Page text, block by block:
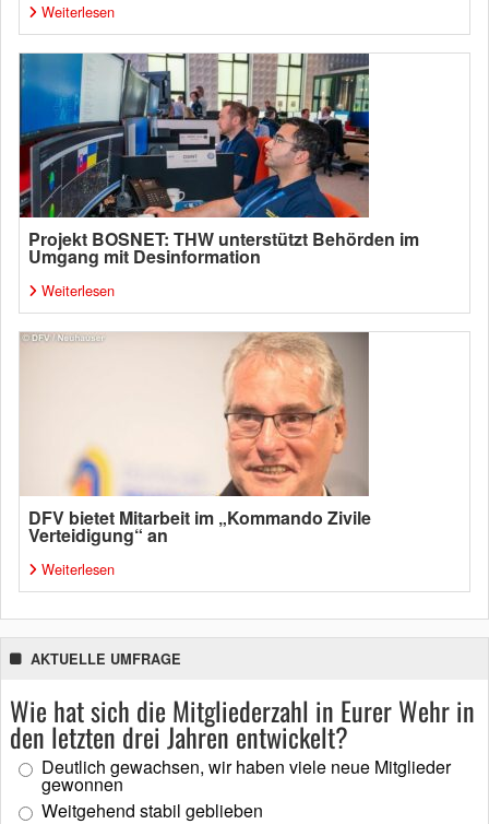
Weiterlesen
Projekt BOSNET: THW unterstützt Behörden im
Umgang mit Desinformation
Weiterlesen
DFV bietet Mitarbeit im „Kommando Zivile
Verteidigung“ an
Weiterlesen
AKTUELLE UMFRAGE
Wie hat sich die Mitgliederzahl in Eurer Wehr in
den letzten drei Jahren entwickelt?
Deutlich gewachsen, wir haben viele neue Mitglieder
gewonnen
Weitgehend stabil geblieben